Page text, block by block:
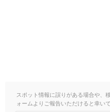
スポット情報に誤りがある場合や、
ォームよりご報告いただけると幸いで